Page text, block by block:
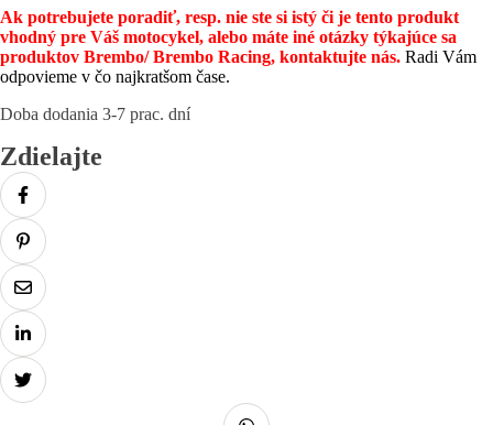
Ak potrebujete poradiť, resp. nie ste si istý či je tento produkt
vhodný pre Váš motocykel, alebo máte iné otázky týkajúce sa
produktov Brembo/ Brembo Racing, kontaktujte nás. Radi Vám
odpovieme v čo najkratšom čase.
Doba dodania 3-7 prac. dní
Zdielajte